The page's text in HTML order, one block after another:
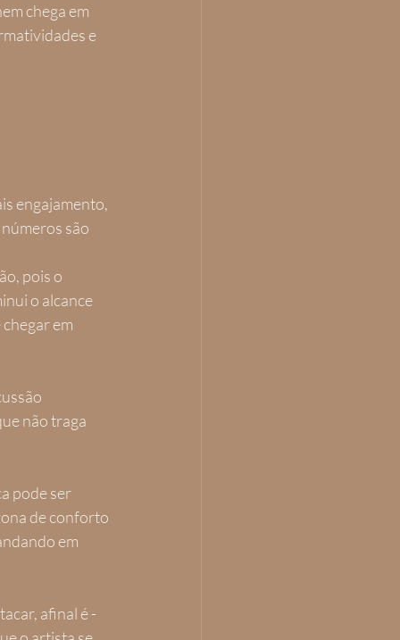
chega em
e
engajamento,
são
pois o
o alcance
em
não traga
pode ser
de conforto
em
afinal é -